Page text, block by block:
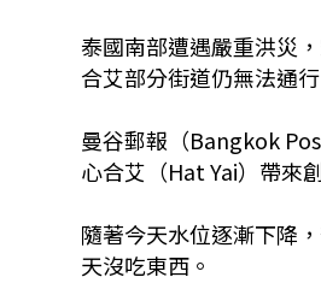
泰國南部遭遇嚴重洪災
合艾部分街道仍無法通
曼谷郵報（Bangkok
心合艾（Hat Yai）帶來
隨著今天水位逐漸下降
天沒吃東西。